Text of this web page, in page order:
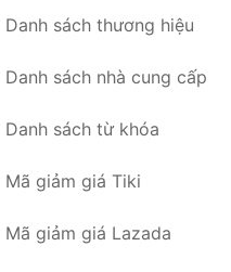
Danh sách thương hiệu
Danh sách nhà cung cấp
Danh sách từ khóa
Mã giảm giá Tiki
Mã giảm giá Lazada